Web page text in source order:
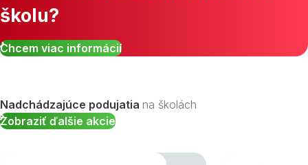
školu?
Chcem viac informácií
Nadchádzajúce podujatia na školách
Zobraziť ďalšie akcie